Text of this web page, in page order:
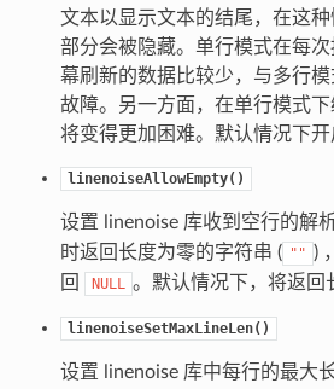
文本以显示文本的结尾，在这
部分会被隐藏。单行模式在每
幕刷新的数据比较少，与多行
故障。另一方面，在单行模式
将变得更加困难。默认情况下开
linenoiseAllowEmpty()
设置 linenoise 库收到空行的解
时返回长度为零的字符串 ( "" )
回
NULL 。默认情况下，将返回
linenoiseSetMaxLineLen()
设置 linenoise 库中每行的最大